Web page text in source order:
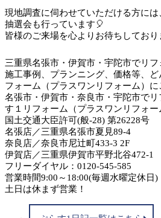
現地調査に伺わせていただける方に
抽選会も行っています🎈
皆様のご来場を心よりお待ちしており
三重県名張市・伊賀市・宇陀市でリフ
施工事例、プランニング、価格等、ど
フォーム（プラスワンリフォーム）に
名張市・伊賀市・奈良市・宇陀市で
す１リフォーム（プラスワンリフォー
国土交通大臣許可(般-28) 第26228号
名張店／三重県名張市夏見89-4
奈良店／奈良市尼辻町433-3 2F
伊賀店／三重県伊賀市平野北谷472-1
フリーダイヤル：0120-545-585
営業時間9:00～18:00(毎週水曜定休日)
土日は休まず営業！